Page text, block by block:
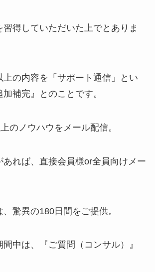
習得していただいた上でとありま
の内容を「 サポート通信」とい
補完』とのことです。
のノウハウをメール配信。
あれば、直接会員様or全員向けメー
、驚異の180日間 をご提供。
中は、『ご質問（コンサル）』